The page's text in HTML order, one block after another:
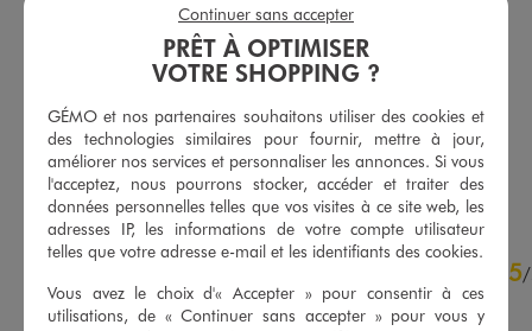
Pantalon cargo jogger en coton stretch à taille élastiquée garçon
19,99 €
AJOUTER AU PANIER
Bermuda molletonné avec taille ajustable garçon
6,99 €
5/5 de moyenne
(34 avis)
AJOUTERAU PANIER
4.8 5/
Avis vérifié et récompensé
PRÊT À OPTIMISER
VOTRE SHOPPING ?
GÉMO et nos partenaires souhaitons utiliser des cookies et
des technologies similaires pour fournir, mettre à jour,
améliorer nos services et personnaliser les annonces. Si vous
l'acceptez, nous pourrons stocker, accéder et traiter des
données personnelles telles que vos visites à ce site web, les
adresses IP, les informations de votre compte utilisateur
telles que votre adresse e-mail et les identifiants des cookies.
Vous avez le choix d'« Accepter » pour consentir à ces
utilisations, de « Continuer sans accepter » pour vous y
Continuer sans accepter